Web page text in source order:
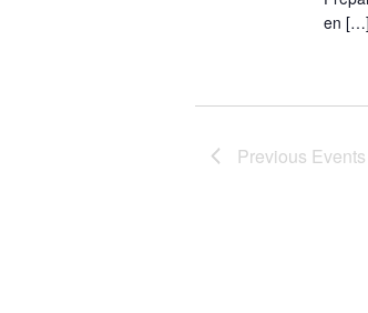
en […]
Previous Events